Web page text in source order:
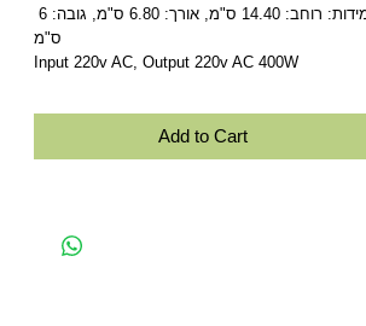
Input 220v AC, Output 220v AC 400W
Add to Cart